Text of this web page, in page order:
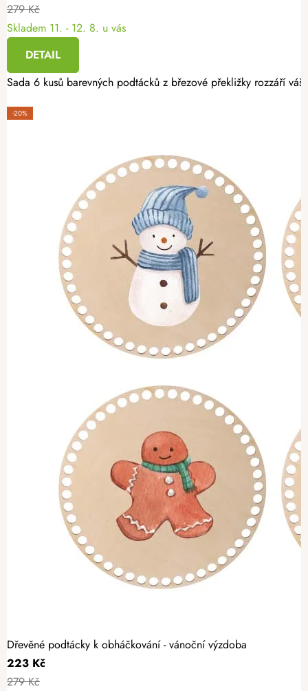
279 Kč
Skladem 11. - 12. 8. u vás
DETAIL
Sada 6 kusů barevných podtácků z březové překližky rozzáří
-20%
Dřevěné podtácky k obháčkování - vánoční výzdoba
223 Kč
279 Kč